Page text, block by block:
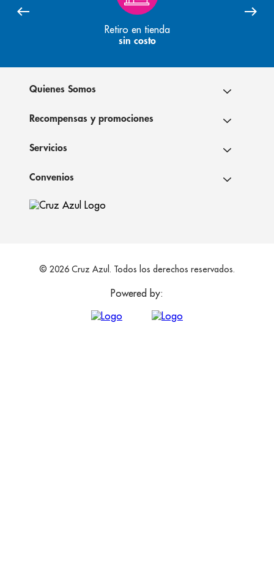
Retiro en tienda
sin costo
Quienes Somos
Recompensas y promociones
Servicios
Convenios
© 2026 Cruz Azul. Todos los derechos reservados.
Powered by: